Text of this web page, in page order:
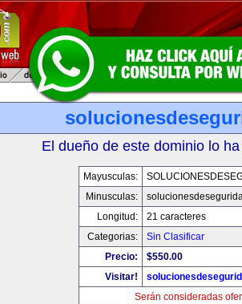
El dueño de este dominio lo
Mayusculas:
Minusculas:
Longitud:
21 caracteres
Categorias:
Sin Clasificar
Precio:
$550.00
Visitar!
Serán consideradas